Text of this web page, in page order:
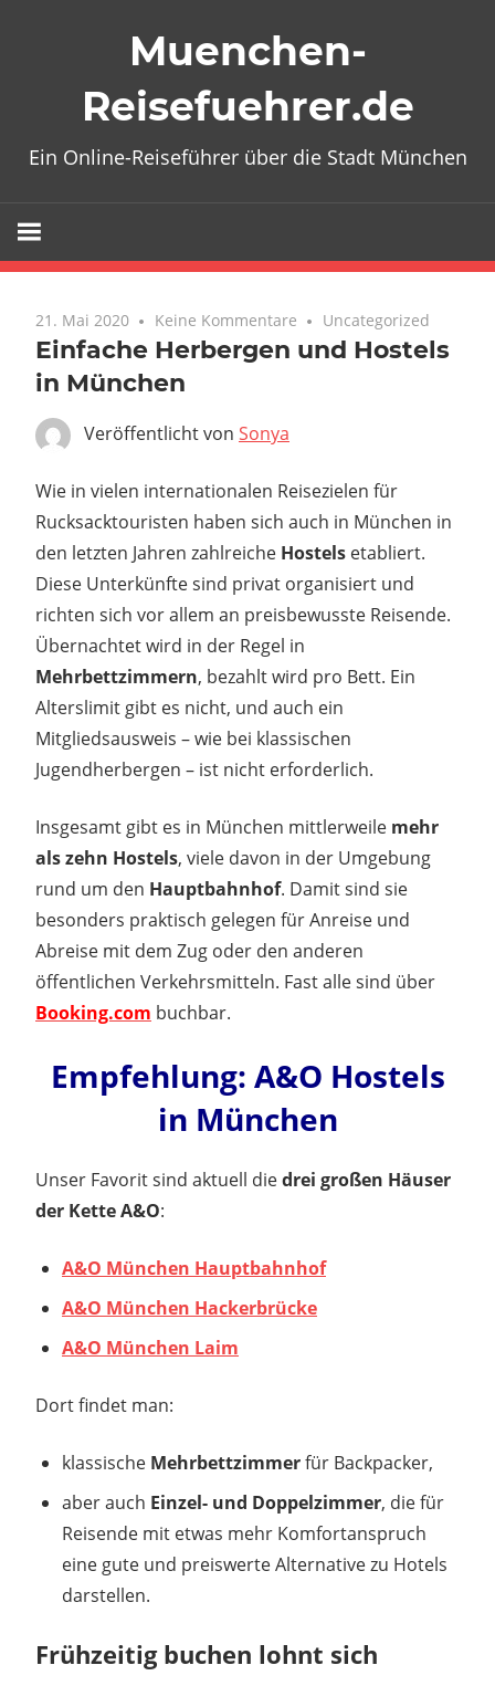
Muenchen-
Reisefuehrer.de
Ein Online-Reiseführer über die Stadt München
21. Mai 2020 Keine Kommentare Uncategorized
Einfache Herbergen und Hostels
in München
Veröffentlicht von Sonya
Wie in vielen internationalen Reisezielen für
Rucksacktouristen haben sich auch in München in
den letzten Jahren zahlreiche Hostels etabliert.
Diese Unterkünfte sind privat organisiert und
richten sich vor allem an preisbewusste Reisende.
Übernachtet wird in der Regel in
Mehrbettzimmern, bezahlt wird pro Bett. Ein
Alterslimit gibt es nicht, und auch ein
Mitgliedsausweis – wie bei klassischen
Jugendherbergen – ist nicht erforderlich.
Insgesamt gibt es in München mittlerweile mehr
als zehn Hostels, viele davon in der Umgebung
rund um den Hauptbahnhof. Damit sind sie
besonders praktisch gelegen für Anreise und
Abreise mit dem Zug oder den anderen
öffentlichen Verkehrsmitteln. Fast alle sind über
Booking.com buchbar.
Empfehlung: A&O Hostels
in München
Unser Favorit sind aktuell diedrei großen Häuser
der Kette A&O:
A&O München Hauptbahnhof
A&O München Hackerbrücke
A&O München Laim
Dort findet man:
klassische Mehrbettzimmerfür Backpacker,
aber auch Einzel- und Doppelzimmer, die für
Reisende mit etwas mehr Komfortanspruch
eine gute und preiswerte Alternative zu Hotels
darstellen.
Frühzeitig buchen lohnt sich